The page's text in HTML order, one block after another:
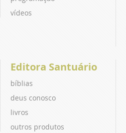
vídeos
Editora Santuário
bíblias
deus conosco
livros
outros produtos